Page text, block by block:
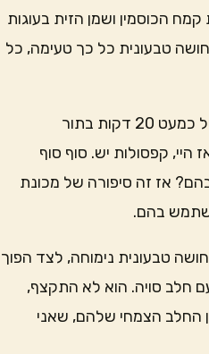
הכוסמין ושמן הזית בעוגות
טבעונית כל כך טעימה, כל
ביום שישי האחרון, סוף סוף גררתי את עצמי לסניף הקרוב של נספרסו. אחרי עמידה של כמעט 20 דקות בתור
היי, קפסולות יש. סוף סוף
אז זה סיפורה של מכונת
בהם.
טבעונית נימוחה, לצד הפוך
חלב סויה. הוא לא התקצף,
החלב הצמחי שלהם, שאני